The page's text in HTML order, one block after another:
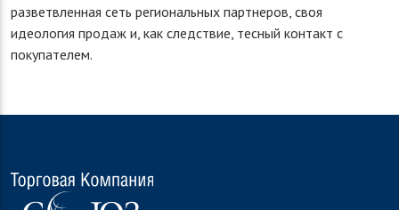
разветвленная сеть региональных партнеров, своя
идеология продаж и, как следствие, тесный контакт с
покупателем.